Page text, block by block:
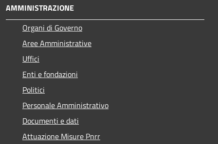
AMMINISTRAZIONE
Organi di Governo
Aree Amministrative
Uffici
Enti e fondazioni
Politici
Personale Amministrativo
Documenti e dati
Attuazione Misure Pnrr